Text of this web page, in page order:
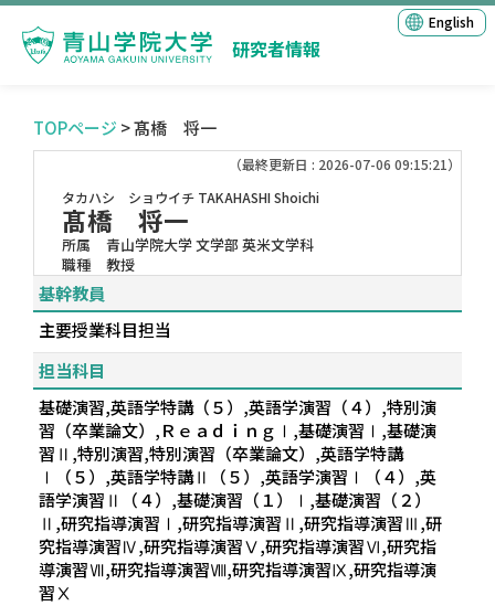
研究者情報
English
TOPページ > 髙橋 将一
（最終更新日 : 2026-07-06 09:15:21）
タカハシ ショウイチ TAKAHASHI Shoichi
髙橋 将一
所属
青山学院大学 文学部 英米文学科
職種
教授
基幹教員
主要授業科目担当
担当科目
基礎演習,英語学特講（５）,英語学演習（４）,特別演
習（卒業論文）,ＲｅａｄｉｎｇⅠ,基礎演習Ⅰ,基礎演
習Ⅱ,特別演習,特別演習（卒業論文）,英語学特講
Ⅰ（５）,英語学特講Ⅱ（５）,英語学演習Ⅰ（４）,英
語学演習Ⅱ（４）,基礎演習（１）Ⅰ,基礎演習（２）
Ⅱ,研究指導演習Ⅰ,研究指導演習Ⅱ,研究指導演習Ⅲ,研
究指導演習Ⅳ,研究指導演習Ⅴ,研究指導演習Ⅵ,研究指
導演習Ⅶ,研究指導演習Ⅷ,研究指導演習Ⅸ,研究指導演
習Ⅹ